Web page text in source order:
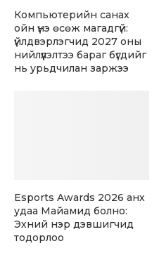
Компьютерийн санах
ойн үнэ өсөж магадгүй:
үйлдвэрлэгчид 2027 оны
нийлүүлэлтээ бараг бүгдийг
нь урьдчилан заржээ
Esports Awards 2026 анх
удаа Майамид болно:
Эхний нэр дэвшигчид
тодорлоо